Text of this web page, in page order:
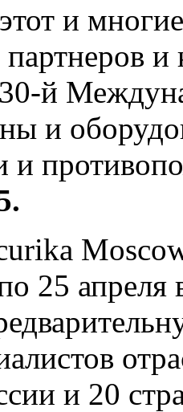
и
й
и
и
25 апреля
и 20